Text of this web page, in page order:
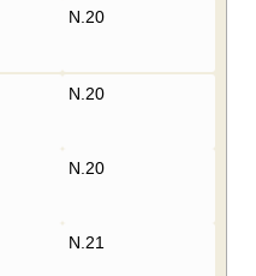
N.20
N.20
N.20
N.21